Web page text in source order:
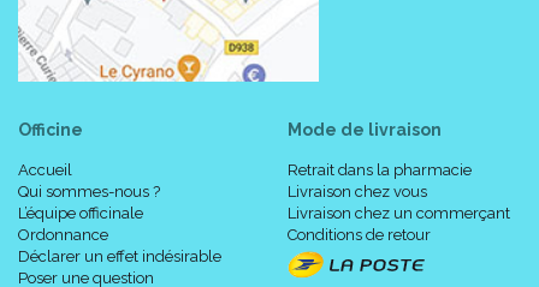
Officine
Accueil
Qui sommes-nous ?
L’équipe officinale
Ordonnance
Déclarer un effet indésirable
Poser une question
Mode de livraison
Retrait dans la pharmacie
Livraison chez vous
Livraison chez un commerçant
Conditions de retour